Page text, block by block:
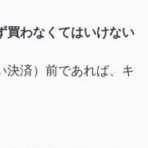
買わなくてはいけない
決済）前であれば、キ